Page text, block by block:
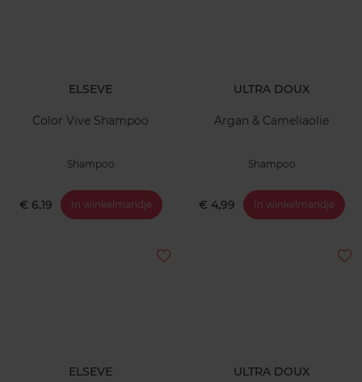
ELSEVE
Color Vive Shampoo
Shampoo
€ 6,19 In winkelmandje
ULTRA DOUX
Argan & Cameliaolie
Shampoo
€ 4,99 In winkelmandje
ELSEVE ULTRA DOUX